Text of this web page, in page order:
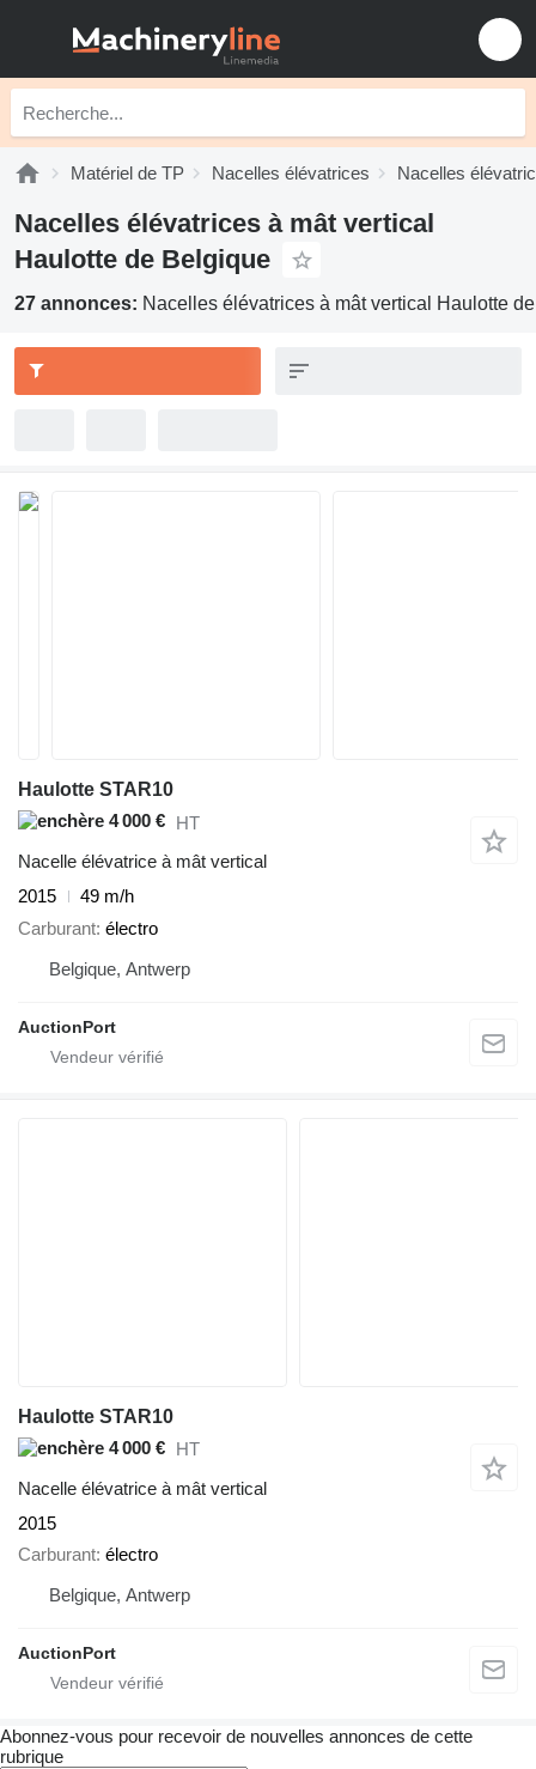
Matériel de TP Nacelles élévatrices Nacelles
Nacelles élévatrices à mât vertical
Haulotte de Belgique
27 annonces: Nacelles élévatrices à mât vertical Haulotte
Haulotte STAR10
4 000 € HT
Nacelle élévatrice à mât vertical
2015
49 m/h
Carburant électro
Belgique, Antwerp
AuctionPort
Haulotte STAR10
4 000 € HT
Nacelle élévatrice à mât vertical
2015
Carburant électro
Belgique, Antwerp
AuctionPort
Abonnez-vous pour recevoir de nouvelles annonces de cette
rubrique